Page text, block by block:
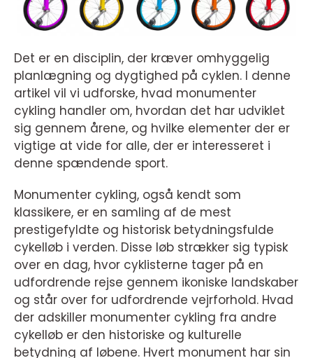
Det er en disciplin, der kræver omhyggelig
planlægning og dygtighed på cyklen. I denne
artikel vil vi udforske, hvad monumenter
cykling handler om, hvordan det har udviklet
sig gennem årene, og hvilke elementer der er
vigtige at vide for alle, der er interesseret i
denne spændende sport.
Monumenter cykling, også kendt som
klassikere, er en samling af de mest
prestigefyldte og historisk betydningsfulde
cykelløb i verden. Disse løb strækker sig typisk
over en dag, hvor cyklisterne tager på en
udfordrende rejse gennem ikoniske landskaber
og står over for udfordrende vejrforhold. Hvad
der adskiller monumenter cykling fra andre
cykelløb er den historiske og kulturelle
betydning af løbene. Hvert monument har sin